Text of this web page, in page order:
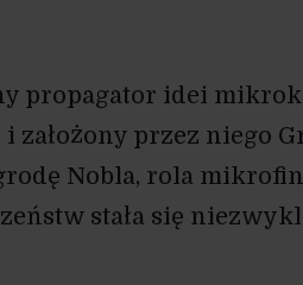
propagator idei
założony przez niego
Nobla, rola
stała się